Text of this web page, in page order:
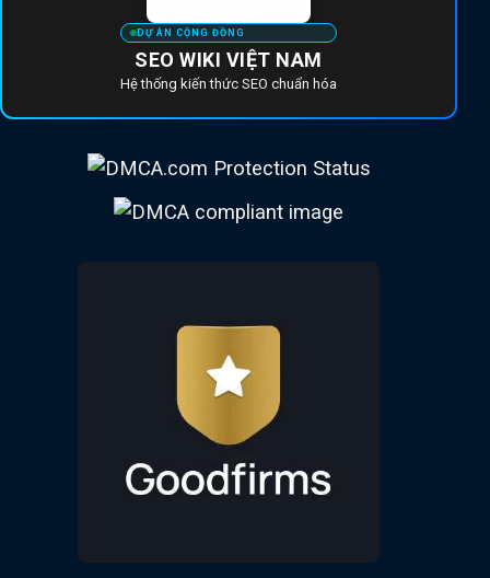
DỰ ÁN CỘNG ĐỒNG
SEO WIKI VIỆT NAM
Hệ thống kiến thức SEO chuẩn hóa